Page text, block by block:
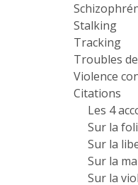
Stalking
Tracking
Troubles
Violence
Citations
Les 4
Sur la
Sur la
Sur la
Sur la